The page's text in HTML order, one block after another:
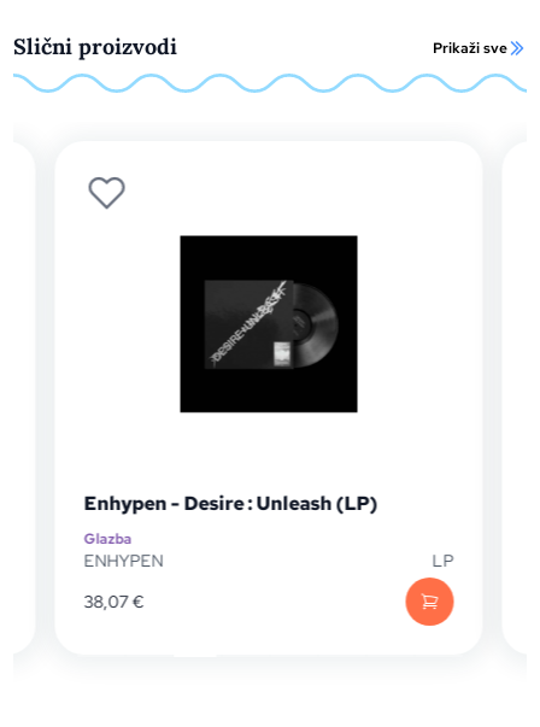
Slični proizvodi Prikaži sve
Enhypen - Desire : Unleash (LP)
Glazba
ENHYPEN
LP
38,07€